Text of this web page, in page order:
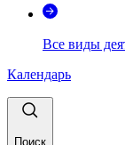
Все виды
Календарь
Поиск